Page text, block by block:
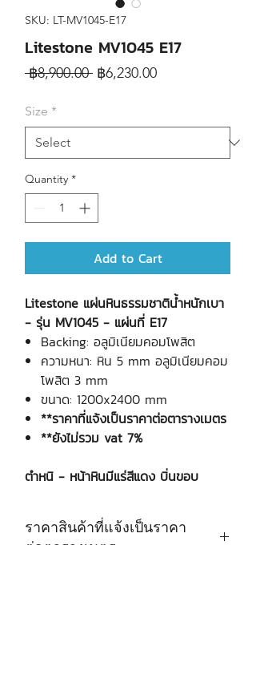
SKU: LT-MV1045-E17
Litestone MV1045 E17
฿8,900.00 Regular
฿6,230.00Sale
Size *
Quantity *
Add to Cart
Litestone แผ่นหินธรรมชาติน้ำหนักเบา
- รุ่น MV1045 - แผ่นที่ E17
Backing: อลูมิเนียมคอมโพสิต
ความหนา: หิน 5 mm อลูมิเนียมคอม
โพสิต 3 mm
ขนาด: 1200x2400 mm
**ราคาที่แจ้งเป็นราคาต่อตารางเมตร
**ยังไม่รวม vat 7%
ตำหนิ - หน้าหินมีแร่สีแดง บิ่นขอบ
ราคาสินค้าที่แจ้งเป็นราคา
ต่อตารางเมตร